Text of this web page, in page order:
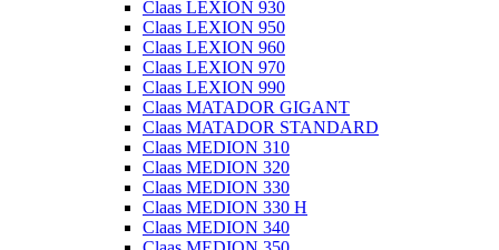
Claas LEXION 930
Claas LEXION 950
Claas LEXION 960
Claas LEXION 970
Claas LEXION 990
Claas MATADOR GIGANT
Claas MATADOR STANDARD
Claas MEDION 310
Claas MEDION 320
Claas MEDION 330
Claas MEDION 330 H
Claas MEDION 340